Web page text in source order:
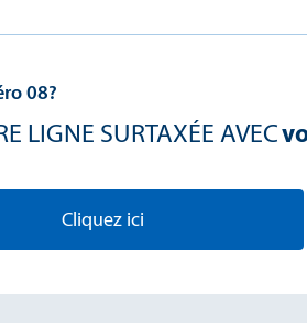
08?
LIGNE SURTAXÉE AVEC
Cliquez ici